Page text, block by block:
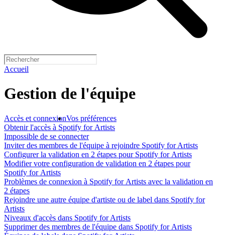
Accueil
Gestion de l'équipe
Accès et connexionVos préférences
Obtenir l'accès à Spotify for Artists
Impossible de se connecter
Inviter des membres de l'équipe à rejoindre Spotify for Artists
Configurer la validation en 2 étapes pour Spotify for Artists
Modifier votre configuration de validation en 2 étapes pour
Spotify for Artists
Problèmes de connexion à Spotify for Artists avec la validation en
2 étapes
Rejoindre une autre équipe d'artiste ou de label dans Spotify for
Artists
Niveaux d'accès dans Spotify for Artists
Supprimer des membres de l'équipe dans Spotify for Artists